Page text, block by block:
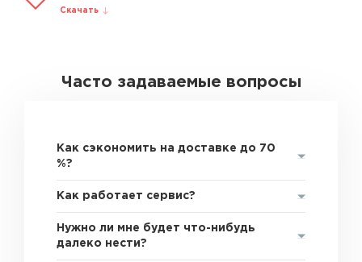
Скачать
Часто задаваемые вопросы
Как сэкономить на доставке до 70
%?
Как работает сервис?
Нужно ли мне будет что-нибудь
далеко нести?